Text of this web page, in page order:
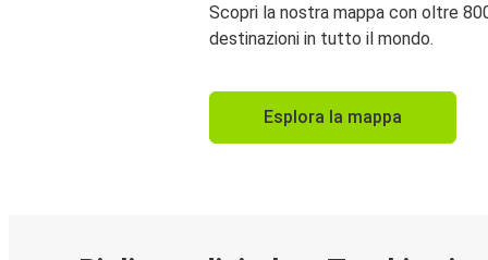
Scopri la nostra mappa con oltre
destinazioni in tutto il mondo.
Esplora la mappa